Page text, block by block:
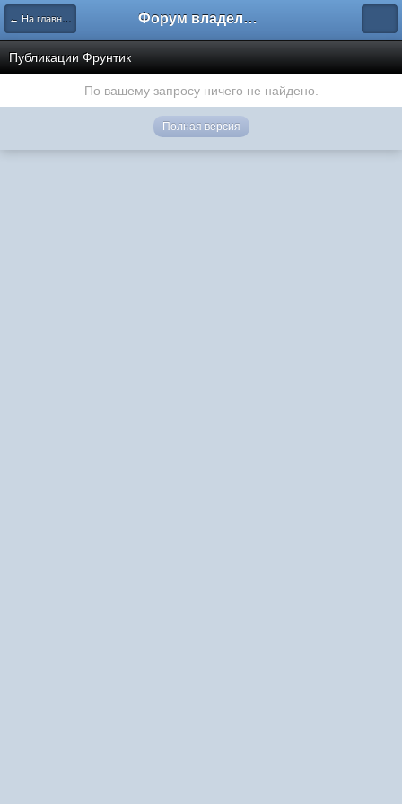
← На главную Форум владельцев интернет-магазинов
Публикации Фрунтик
По вашему запросу ничего не найдено.
Полная версия